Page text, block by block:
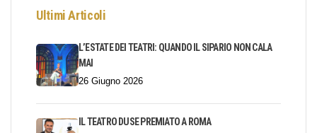
Ultimi Articoli
L’ESTATE DEI TEATRI: QUANDO IL SIPARIO NON CALA
MAI
26 Giugno 2026
IL TEATRO DUSE PREMIATO A ROMA